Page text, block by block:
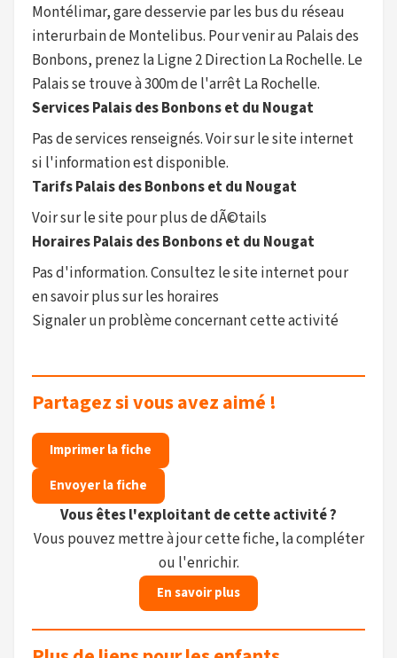
Montélimar, gare desservie par les bus du réseau
interurbain de Montelibus. Pour venir au Palais des
Bonbons, prenez la Ligne 2 Direction La Rochelle. Le
Palais se trouve à 300m de l'arrêt La Rochelle.
Services Palais des Bonbons et du Nougat
Pas de services renseignés. Voir sur le site internet
si l'information est disponible.
Tarifs Palais des Bonbons et du Nougat
Voir sur le site pour plus de dÃ©tails
Horaires Palais des Bonbons et du Nougat
Pas d'information. Consultez le site internet pour
en savoir plus sur les horaires
Signaler un problème concernant cette activité
Partagez si vous avez aimé !
Imprimer la fiche
Envoyer la fiche
Vous êtes l'exploitant de cette activité ?
Vous pouvez mettre à jour cette fiche, la compléter
ou l'enrichir.
En savoir plus